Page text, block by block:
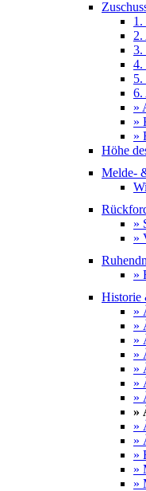
1.
2.
3.
4.
5.
6.
»
»
»
Höhe
Melde-
»
»
»
Historie
»
»
»
»
»
»
»
»
»
»
»
»
»